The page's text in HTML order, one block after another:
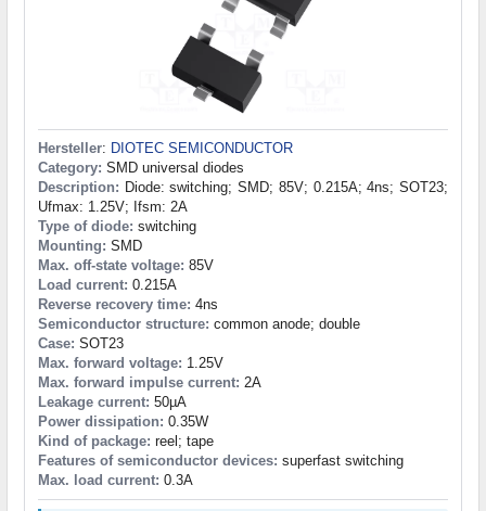
Hersteller: DIOTEC SEMICONDUCTOR
Category: SMD universal diodes
Description: Diode: switching; SMD; 85V; 0.215A; 4ns; SOT23;
Ufmax: 1.25V; Ifsm: 2A
Type of diode: switching
Mounting: SMD
Max. off-state voltage: 85V
Load current: 0.215A
Reverse recovery time: 4ns
Semiconductor structure: common anode; double
Case: SOT23
Max. forward voltage: 1.25V
Max. forward impulse current: 2A
Leakage current: 50µA
Power dissipation: 0.35W
Kind of package: reel; tape
Features of semiconductor devices: superfast switching
Max. load current: 0.3A